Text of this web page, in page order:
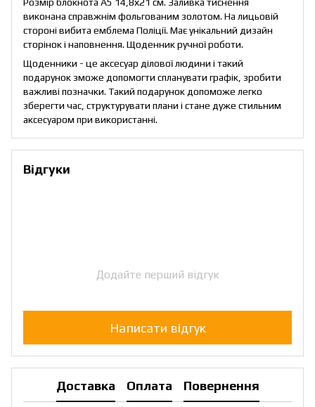
виконана справжнім фольгованим золотом. На лицьовій
стороні вибита емблема Поліції. Має унікальний дизайн
сторінок і наповнення. Щоденник ручної роботи.
Щоденники - це аксесуар ділової людини і такий
подарунок зможе допомогти спланувати графік, зробити
важливі позначки. Такий подарунок допоможе легко
зберегти час, структурувати плани і стане дуже стильним
аксесуаром при використанні.
Відгуки
Додайте перший відгук
Написати відгук
Доставка Оплата Повернення